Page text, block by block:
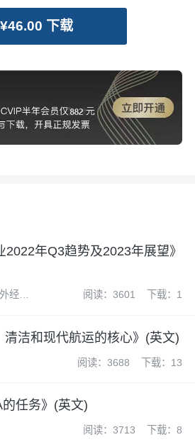
¥46.00 下载
年Q3趋势及2023年展望》
经济
阅读：3601 下载：1
清洁和现代航运的核心》(英文)
阅读：3688 下载：13
任务》(英文)
阅读：3713 下载：8